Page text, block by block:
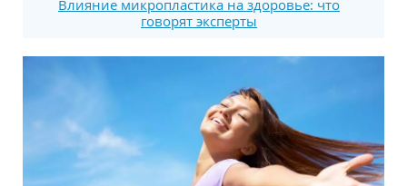
Влияние микропластика на здоровье: что
говорят эксперты